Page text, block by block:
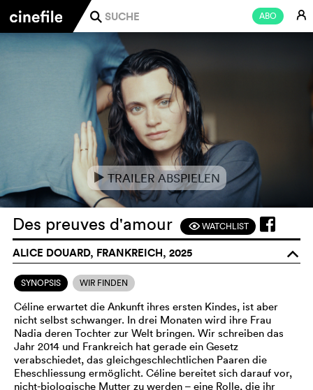
ABO E
j
e TRAILER ABSPIELEN
Des preuves d'amour FWATCHLIST
ALICE DOUARD, FRANKREICH, 2025 o
SYNOPSIS WIR FINDEN
Céline erwartet die Ankunft ihres ersten Kindes, ist aber
nicht selbst schwanger. In drei Monaten wird ihre Frau
Nadia deren Tochter zur Welt bringen. Wir schreiben das
Jahr 2014 und Frankreich hat gerade ein Gesetz
verabschiedet, das gleichgeschlechtlichen Paaren die
Eheschliessung ermöglicht. Céline bereitet sich darauf vor,
nicht-biologische Mutter zu werden – eine Rolle, die ihr